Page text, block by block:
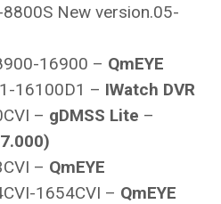
New version.05-
16900 – QmEYE
16100D1 – IWatch DVR
– gDMSS Lite –
– QmEYE
1654CVI – QmEYE